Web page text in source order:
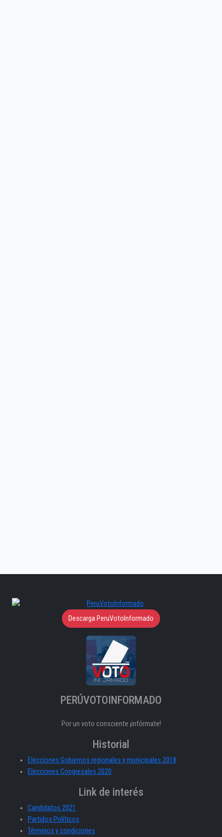
Descarga PeruVotoInformado
PERÚVOTOINFORMADO
Por un voto consciente ¡infórmate!
Historial
Elecciones Gobiernos regionales y municipales 2018
Elecciones Congresales 2020
Link de interés
Candidatos 2021
Partidos Políticos
Términos y condiciones